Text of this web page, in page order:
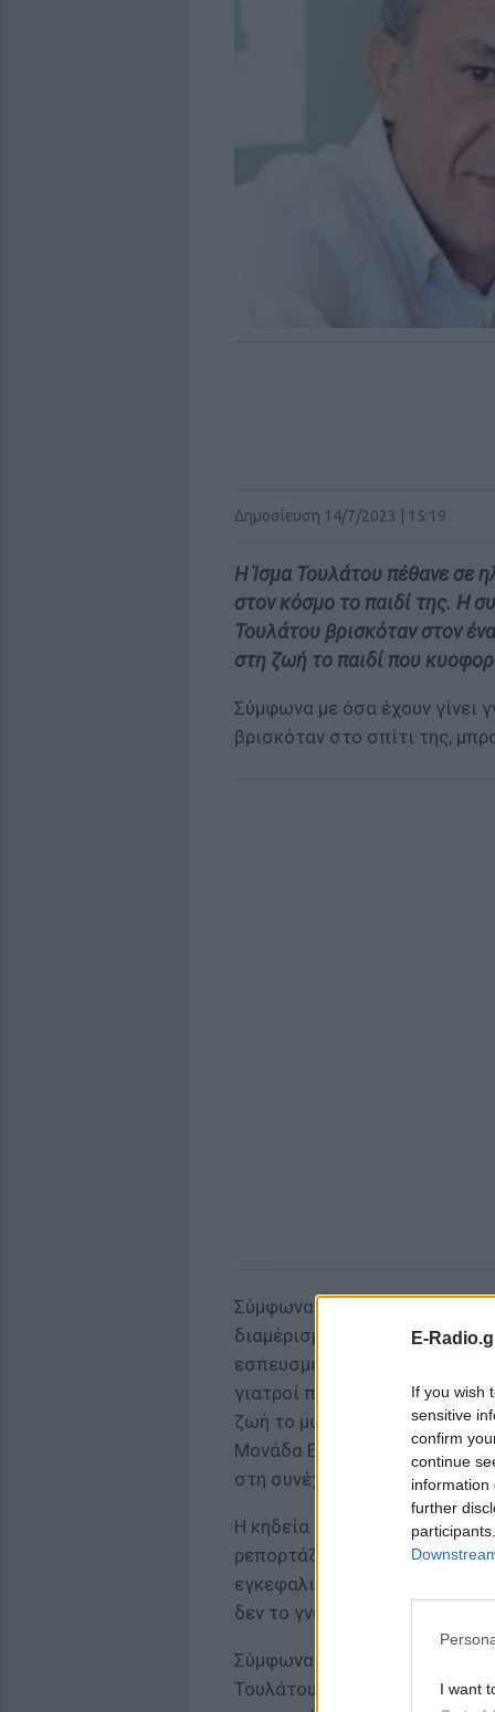
E-
If you wish
sensitive
confirm
continue
information
further
I want
Δημοσίευση 14/7/2023 | 15:19
Η Ίσμα Τουλάτου πέθανε σε
στον κόσμο το παιδί της. Η
Τουλάτου βρισκόταν στον
στη ζωή το παιδί που
Σύμφωνα με όσα έχουν γίνει
βρισκόταν στο σπίτι της,
Σύμφωνα με τις
διαμέρισμα, όμως ήταν ήδη
εσπευσμένα στο νοσοκομείο,
γιατροί προχώρησαν σε
ζωή το μωρό της, με το
Μονάδα Εντατικής
στη συνέχεια, στη ΜΕΘ
Η κηδεία της θα γίνει, αύριο
ρεπορτάζ του Alpha, ο
εγκεφαλική αιμορραγία ενώ
δεν το γνώριζε.
Σύμφωνα με τα όσα
Τουλάτου ήθελε να γίνει